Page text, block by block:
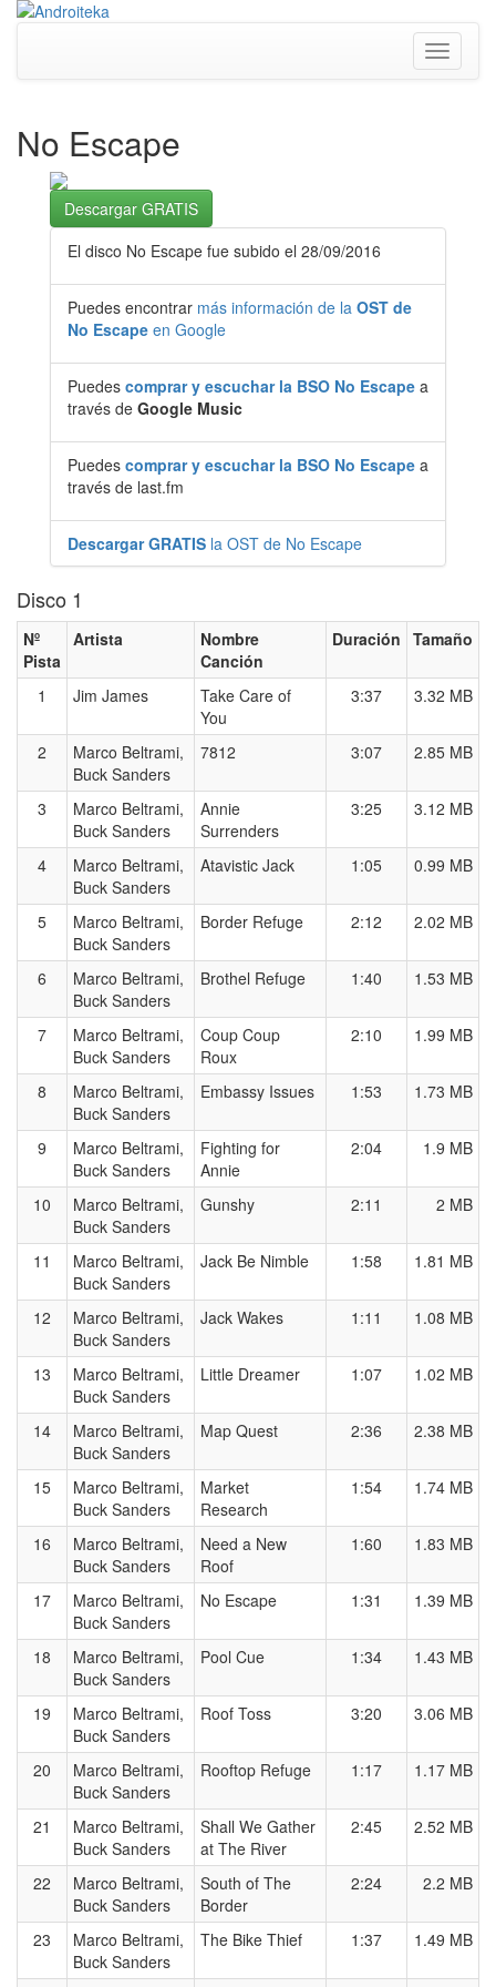
Toggle
No Escape
Descargar GRATIS
El disco No Escape fue subido el 28/09/2016
Puedes encontrar más información de la OST de
No Escape en Google
Puedes comprar y escuchar la BSO No Escape a
través de Google Music
Puedes comprar y escuchar la BSO No Escape a
través de last.fm
Descargar GRATIS la OST de No Escape
Disco 1
Nº
Pista
Artista
Nombre
Canción
Duración Tamaño
1 Jim James
Take Care of
You
3:37 3.32 MB
2
Marco Beltrami,
Buck Sanders
7812 3:07 2.85 MB
3
Marco Beltrami,
Buck Sanders
Annie
Surrenders
3:25 3.12 MB
4
Marco Beltrami,
Buck Sanders
Atavistic Jack 1:05 0.99 MB
5
Marco Beltrami,
Buck Sanders
Border Refuge 2:12 2.02 MB
6
Marco Beltrami,
Buck Sanders
Brothel Refuge 1:40 1.53 MB
7
Marco Beltrami,
Buck Sanders
Coup Coup
Roux
2:10 1.99 MB
8
Marco Beltrami,
Buck Sanders
Embassy Issues 1:53 1.73 MB
9
Marco Beltrami,
Buck Sanders
Fighting for
Annie
2:04 1.9 MB
10
Marco Beltrami,
Buck Sanders
Gunshy 2:11 2 MB
11
Marco Beltrami,
Buck Sanders
Jack Be Nimble 1:58 1.81 MB
12
Marco Beltrami,
Buck Sanders
Jack Wakes 1:11 1.08 MB
13
Marco Beltrami,
Buck Sanders
Little Dreamer 1:07 1.02 MB
14
Marco Beltrami,
Buck Sanders
Map Quest 2:36 2.38 MB
15
Marco Beltrami,
Buck Sanders
Market
Research
1:54 1.74 MB
16
Marco Beltrami,
Buck Sanders
Need a New
Roof
1:60 1.83 MB
17
Marco Beltrami,
Buck Sanders
No Escape 1:31 1.39 MB
18
Marco Beltrami,
Buck Sanders
Pool Cue 1:34 1.43 MB
19
Marco Beltrami,
Buck Sanders
Roof Toss 3:20 3.06 MB
20
Marco Beltrami,
Buck Sanders
Rooftop Refuge 1:17 1.17 MB
21
Marco Beltrami,
Buck Sanders
Shall We Gather
at The River
2:45 2.52 MB
22
Marco Beltrami,
Buck Sanders
South of The
Border
2:24 2.2 MB
23
Marco Beltrami,
Buck Sanders
The Bike Thief 1:37 1.49 MB